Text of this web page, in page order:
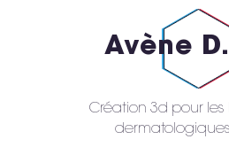
Avène
Création 3d pour les